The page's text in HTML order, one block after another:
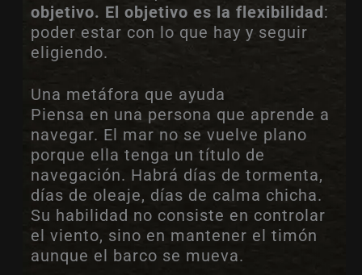
objetivo. El objetivo es la flexibilidad:
poder estar con lo que hay y seguir
eligiendo.
Una metáfora que ayuda
Piensa en una persona que aprende a
navegar. El mar no se vuelve plano
porque ella tenga un título de
navegación. Habrá días de tormenta,
días de oleaje, días de calma chicha.
Su habilidad no consiste en controlar
el viento, sino en mantener el timón
aunque el barco se mueva.